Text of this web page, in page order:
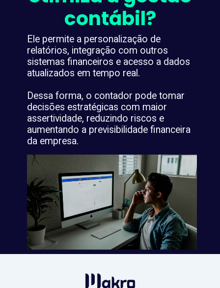
contábil?
Ele permite a personalização de
relatórios, integração com outros
sistemas financeiros e acesso a dados
atualizados em tempo real.
Dessa forma, o contador pode tomar
decisões estratégicas com maior
assertividade, reduzindo riscos e
aumentando a previsibilidade financeira
da empresa.